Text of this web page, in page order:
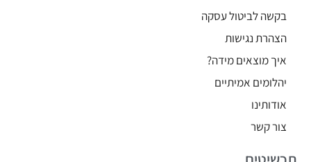
בקשה לביטול עסקה
הצהרת נגישות
איך מוצאים מידה?
יהלומים אמיתיים
אודותינו
צור קשר